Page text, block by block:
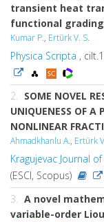
transient heat
functional grading
Kumar P., Ertürk V. S.
Physica Scripta ,
2. SOME NOVEL
UNIQUENESS OF A
NONLINEAR
Ahmadkhanlu A., Ertürk
Kragujevac Journal
(ESCI, Scopus)
3. A novel
variable-order